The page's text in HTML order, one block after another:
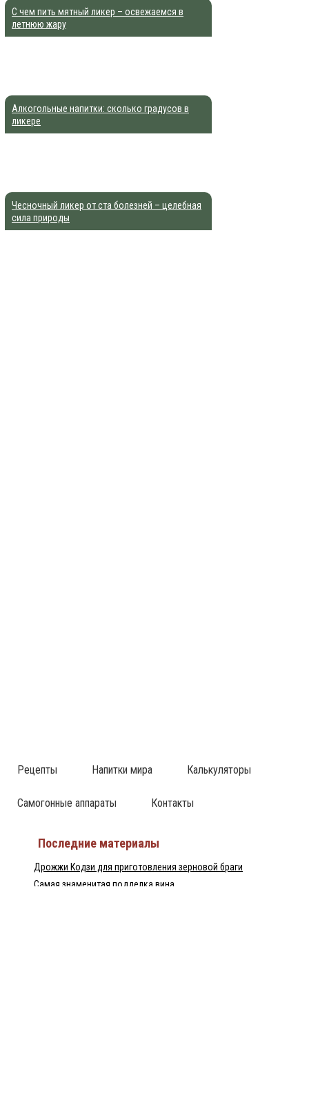
С чем пить мятный ликер – освежаемся в
летнюю жару
Алкогольные напитки: сколько градусов в
ликере
Чесночный ликер от ста болезней – целебная
сила природы
Рецепты Напитки мира Калькуляторы
Самогонные аппараты Контакты
Последние материалы
Дрожжи Кодзи для приготовления зерновой браги
Самая знаменитая подделка вина